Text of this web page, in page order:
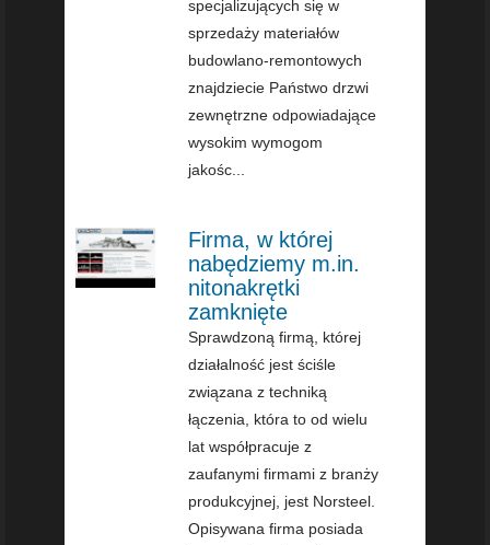
specjalizujących się w
sprzedaży materiałów
budowlano-remontowych
znajdziecie Państwo drzwi
zewnętrzne odpowiadające
wysokim wymogom
jakośc...
Firma, w której
nabędziemy m.in.
nitonakrętki
zamknięte
Sprawdzoną firmą, której
działalność jest ściśle
związana z techniką
łączenia, która to od wielu
lat współpracuje z
zaufanymi firmami z branży
produkcyjnej, jest Norsteel.
Opisywana firma posiada